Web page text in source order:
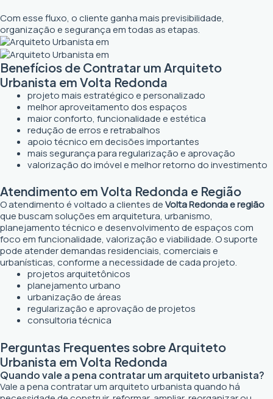
Com esse fluxo, o cliente ganha mais previsibilidade,
organização e segurança em todas as etapas.
Benefícios de Contratar um Arquiteto
Urbanista em Volta Redonda
projeto mais estratégico e personalizado
melhor aproveitamento dos espaços
maior conforto, funcionalidade e estética
redução de erros e retrabalhos
apoio técnico em decisões importantes
mais segurança para regularização e aprovação
valorização do imóvel e melhor retorno do investimento
Atendimento em Volta Redonda e Região
O atendimento é voltado a clientes deVolta Redonda e região
que buscam soluções em arquitetura, urbanismo,
planejamento técnico e desenvolvimento de espaços com
foco em funcionalidade, valorização e viabilidade. O suporte
pode atender demandas residenciais, comerciais e
urbanísticas, conforme a necessidade de cada projeto.
projetos arquitetônicos
planejamento urbano
urbanização de áreas
regularização e aprovação de projetos
consultoria técnica
Perguntas Frequentes sobre Arquiteto
Urbanista em Volta Redonda
Quando vale a pena contratar um arquiteto urbanista?
Vale a pena contratar um arquiteto urbanista quando há